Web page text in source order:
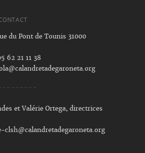
du Pont de Tounis 31000
62 21 11 38
et Valérie Ortega, directrices
clsh@calandretadegaroneta.org